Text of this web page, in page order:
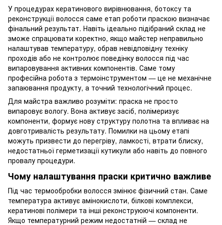
У процедурах кератинового вирівнювання, ботоксу та
реконструкції волосся саме етап роботи праскою визначає
фінальний результат. Навіть ідеально підібраний склад не
зможе спрацювати коректно, якщо майстер неправильно
налаштував температуру, обрав невідповідну техніку
проходів або не контролює поведінку волосся під час
випаровування активних компонентів. Саме тому
професійна робота з термоінструментом — це не механічне
запаювання продукту, а точний технологічний процес.
Для майстра важливо розуміти: праска не просто
випаровує вологу. Вона активує засіб, полімеризує
компоненти, формує нову структуру полотна та впливає на
довготривалість результату. Помилки на цьому етапі
можуть призвести до перегріву, ламкості, втрати блиску,
недостатньої герметизації кутикули або навіть до повного
провалу процедури.
Чому налаштування праски критично важливе
Під час термообробки волосся змінює фізичний стан. Саме
температура активує амінокислоти, білкові комплекси,
кератинові полімери та інші реконструюючі компоненти.
Якщо температурний режим недостатній — склад не